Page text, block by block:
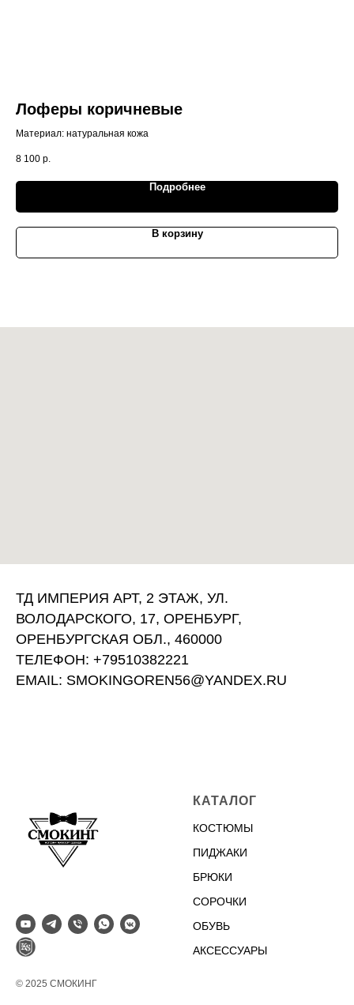
Лоферы коричневые
Материал: натуральная кожа
8 100 р.
Подробнее
В корзину
ТД ИМПЕРИЯ АРТ, 2 ЭТАЖ, УЛ.
ВОЛОДАРСКОГО, 17, ОРЕНБУРГ,
ОРЕНБУРГСКАЯ ОБЛ., 460000
ТЕЛЕФОН: +79510382221
EMAIL: SMOKINGOREN56@YANDEX.RU
© 2025 СМОКИНГ
КАТАЛОГ
КОСТЮМЫ
ПИДЖАКИ
БРЮКИ
СОРОЧКИ
ОБУВЬ
АКСЕССУАРЫ